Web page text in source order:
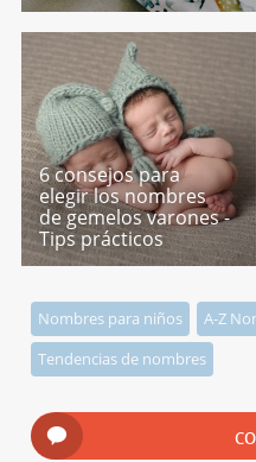
6 consejos para
elegir los nombres
de gemelos varones -
Tips prácticos
Nombres para niños
A-Z
Tendencias de nombres